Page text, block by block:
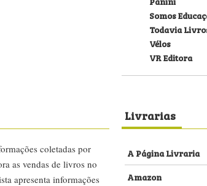
Somos
Todavia
Vélos
VR Editora
coletadas por
as vendas de livros no
apresenta informações
Livrarias
A Página Livraria
Amazon